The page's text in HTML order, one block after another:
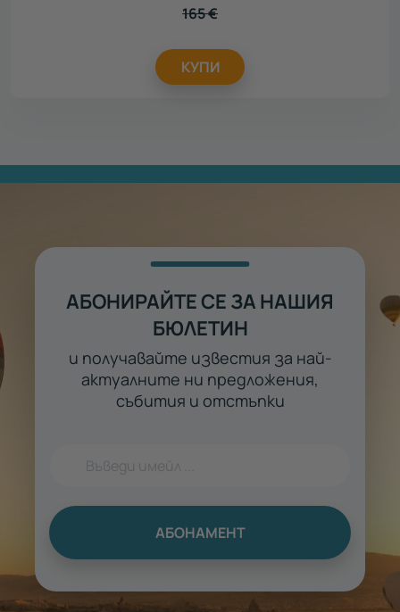
165€
КУПИ
АБОНИРАЙТЕ СЕ ЗА НАШИЯ
БЮЛЕТИН
и получавайте известия за най-
актуалните ни предложения,
събития и отстъпки
АБОНАМЕНТ